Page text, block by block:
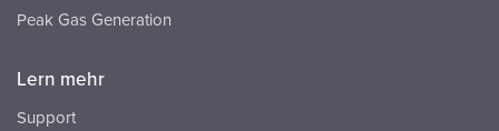
Peak Gas Generation
Lern mehr
Support